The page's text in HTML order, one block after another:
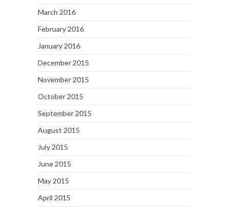
March 2016
February 2016
January 2016
December 2015
November 2015
October 2015
September 2015
August 2015
July 2015
June 2015
May 2015
April 2015